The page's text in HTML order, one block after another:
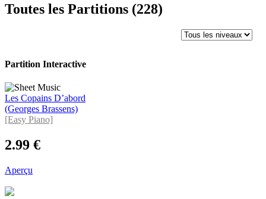
Toutes les Partitions (228)
Partition Interactive
Les Copains D’abord
(Georges Brassens)
[Easy Piano]
2.99 €
Aperçu